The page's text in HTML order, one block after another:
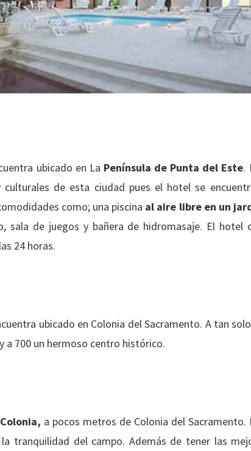
ubicado en La Península de Punta del Este.
culturales de esta ciudad pues el hotel se
como; una piscina al aire libre en un
sala de juegos y bañera de hidromasaje. El hotel
24 horas.
ubicado en Colonia del Sacramento. A tan
a 700 un hermoso centro histórico.
Colonia, a pocos metros de Colonia del
tranquilidad del campo. Además de tener las